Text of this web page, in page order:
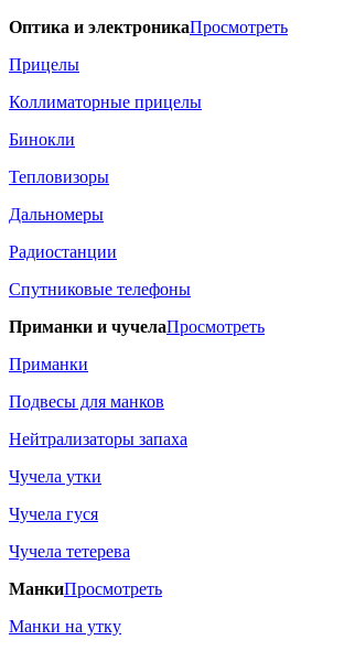
Оптика и электроникаПросмотреть
Прицелы
Коллиматорные прицелы
Бинокли
Тепловизоры
Дальномеры
Радиостанции
Спутниковые телефоны
Приманки и чучелаПросмотреть
Приманки
Подвесы для манков
Нейтрализаторы запаха
Чучела утки
Чучела гуся
Чучела тетерева
МанкиПросмотреть
Манки на утку